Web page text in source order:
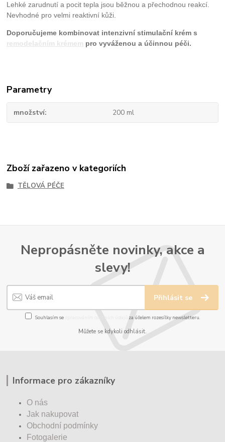
Lehké zarudnutí a pocit tepla jsou běžnou a přechodnou reakcí.
Nevhodné pro velmi reaktivní kůži.
Doporučujeme kombinovat intenzivní stimulační krém s
remodelačním krémem pro vyváženou a účinnou péči.
Parametry
množství 200 ml
Zboží zařazeno v kategoriích
TĚLOVÁ PÉČE
Nepropásněte novinky, akce a
slevy!
Přihlásit se
Souhlasím se za účelem rozesílky newsletteru.
Můžete se kdykoli odhlásit.
Informace pro zákazníky
O nás
Jak nakupovat
Obchodní podmínky
Fotogalerie